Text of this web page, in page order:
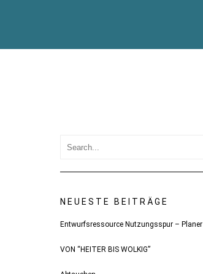
NEUESTE BEITRÄGE
Entwurfsressource Nutzungsspur –
VON “HEITER BIS WOLKIG”